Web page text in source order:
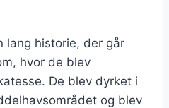
lang historie, der går
hvor de blev
De blev dyrket i
og blev